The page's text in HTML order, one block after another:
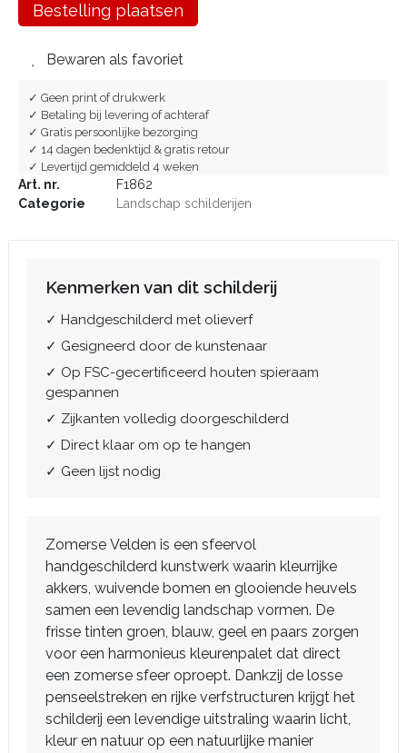
Bestelling plaatsen
Bewaren als favoriet
✓ Geen print of drukwerk
✓ Betaling bij levering of achteraf
✓ Gratis persoonlijke bezorging
✓ 14 dagen bedenktijd & gratis retour
✓ Levertijd gemiddeld 4 weken
Art. nr.
F1862
Categorie
Landschap schilderijen
Kenmerken van dit schilderij
✓ Handgeschilderd met olieverf
✓ Gesigneerd door de kunstenaar
✓ Op FSC-gecertificeerd houten spieraam
gespannen
✓ Zijkanten volledig doorgeschilderd
✓ Direct klaar om op te hangen
✓ Geen lijst nodig
Zomerse Velden is een sfeervol
handgeschilderd kunstwerk waarin kleurrijke
akkers, wuivende bomen en glooiende heuvels
samen een levendig landschap vormen. De
frisse tinten groen, blauw, geel en paars zorgen
voor een harmonieus kleurenpalet dat direct
een zomerse sfeer oproept. Dankzij de losse
penseelstreken en rijke verfstructuren krijgt het
schilderij een levendige uitstraling waarin licht,
kleur en natuur op een natuurlijke manier